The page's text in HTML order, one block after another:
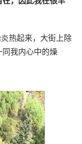
热起来，大街上除
同我内心中的燥